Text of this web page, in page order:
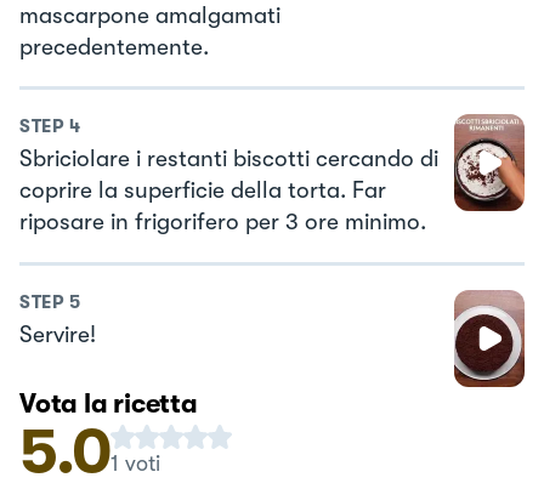
mascarpone amalgamati
precedentemente.
STEP 4
Sbriciolare i restanti biscotti cercando di
coprire la superficie della torta. Far
riposare in frigorifero per 3 ore minimo.
STEP 5
Servire!
Vota la ricetta
5.01 voti